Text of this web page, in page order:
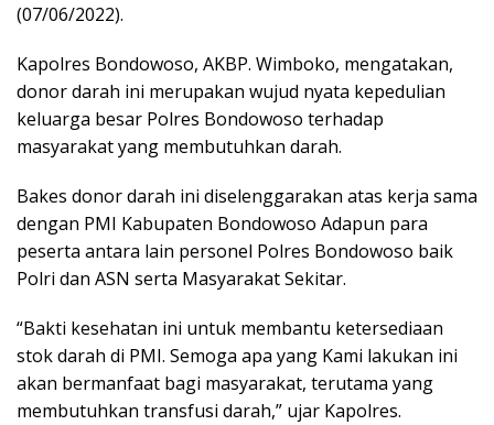
(07/06/2022).
Kapolres Bondowoso, AKBP. Wimboko, mengatakan,
donor darah ini merupakan wujud nyata kepedulian
keluarga besar Polres Bondowoso terhadap
masyarakat yang membutuhkan darah.
Bakes donor darah ini diselenggarakan atas kerja sama
dengan PMI Kabupaten Bondowoso Adapun para
peserta antara lain personel Polres Bondowoso baik
Polri dan ASN serta Masyarakat Sekitar.
“Bakti kesehatan ini untuk membantu ketersediaan
stok darah di PMI. Semoga apa yang Kami lakukan ini
akan bermanfaat bagi masyarakat, terutama yang
membutuhkan transfusi darah,” ujar Kapolres.